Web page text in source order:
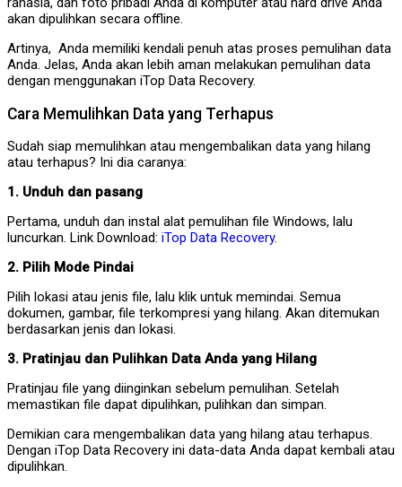
akan dipulihkan secara offline.
Artinya, Anda memiliki kendali penuh atas proses pemulihan data
Anda. Jelas, Anda akan lebih aman melakukan pemulihan data
dengan menggunakan iTop Data Recovery.
Cara Memulihkan Data yang Terhapus
Sudah siap memulihkan atau mengembalikan data yang hilang
atau terhapus? Ini dia caranya:
1. Unduh dan pasang
Pertama, unduh dan instal alat pemulihan file Windows, lalu
luncurkan. Link Download: iTop Data Recovery.
2. Pilih Mode Pindai
Pilih lokasi atau jenis file, lalu klik untuk memindai. Semua
dokumen, gambar, file terkompresi yang hilang. Akan ditemukan
berdasarkan jenis dan lokasi.
3. Pratinjau dan Pulihkan Data Anda yang Hilang
Pratinjau file yang diinginkan sebelum pemulihan. Setelah
memastikan file dapat dipulihkan, pulihkan dan simpan.
Demikian cara mengembalikan data yang hilang atau terhapus.
Dengan iTop Data Recovery ini data-data Anda dapat kembali atau
dipulihkan.